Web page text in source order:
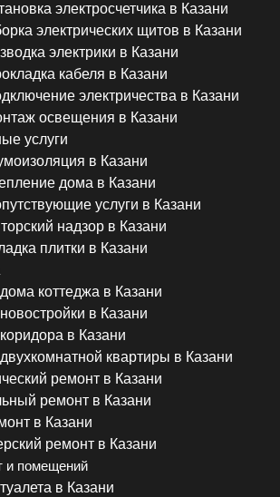
электросчетчика в Казани
электрических щитов в Казани
электрики в Казани
кабеля в Казани
электричества в Казани
освещения в Казани
услуги
в Казани
дома в Казани
услуги в Казани
надзор в Казани
плитки в Казани
коттеджа в Казани
в Казани
в Казани
квартиры в Казани
ремонт в Казани
ремонт в Казани
в Казани
ремонт в Казани
и помещений
в Казани